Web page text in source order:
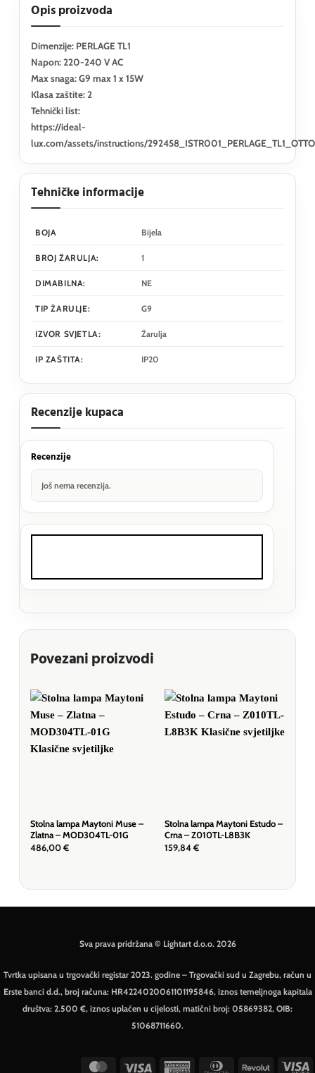
Opis proizvoda
Dimenzije: PERLAGE TL1
Napon: 220-240 V AC
Max snaga: G9 max 1 x 15W
Klasa zaštite: 2
Tehnički list:
https://ideal-
lux.com/assets/instructions/
Tehničke informacije
BOJA Bijela
BROJ ŽARULJA: 1
DIMABILNA: NE
TIP ŽARULJE: G9
IZVOR SVJETLA: Žarulja
IP ZAŠTITA: IP20
Recenzije kupaca
Recenzije
Još nema recenzija.
Povezani proizvodi
Stolna lampa Maytoni Muse –
Zlatna – MOD304TL-01G
486,00 €
Stolna lampa Maytoni Estudo –
Crna – Z010TL-L8B3K
159,84 €
Sva prava pridržana © Lightart d.o.o. 2026
Tvrtka upisana u trgovački registar 2023. godine – Trgovački sud u Zagrebu, račun u
Erste banci d.d., broj računa: HR4224020061101195846, iznos temeljnoga kapitala
društva: 2.500 €, iznos uplaćen u cijelosti, matični broj: 05869382, OIB:
51068711660.
MasterCardVisa American Dinners Revolut